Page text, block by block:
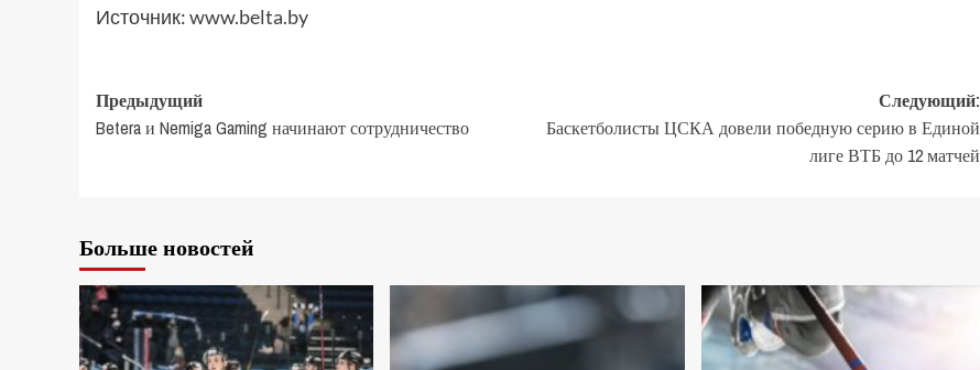
Источник:www.belta.by
Предыдущий
Betera и Nemiga Gaming начинают сотрудничество
Следующий:
Баскетболисты ЦСКА довели победную серию в Единой
лиге ВТБ до 12 матчей
Больше новостей